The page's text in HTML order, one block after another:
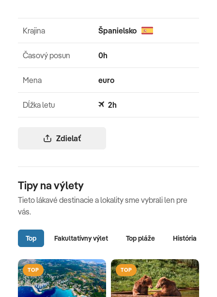
Zdielať
Krajina Španielsko
Časový posun 0h
Mena euro
Dĺžka letu 2h
Tipy na výlety
Tieto lákavé destinacie a lokality sme vybrali len pre
vás.
Top Fakultatívny výlet Top pláže História
TOP TOP